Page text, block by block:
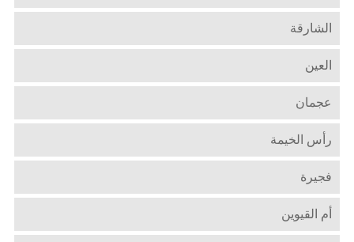
الشارقة
العين
عجمان
رأس الخيمة
فجيرة
أم القيوين